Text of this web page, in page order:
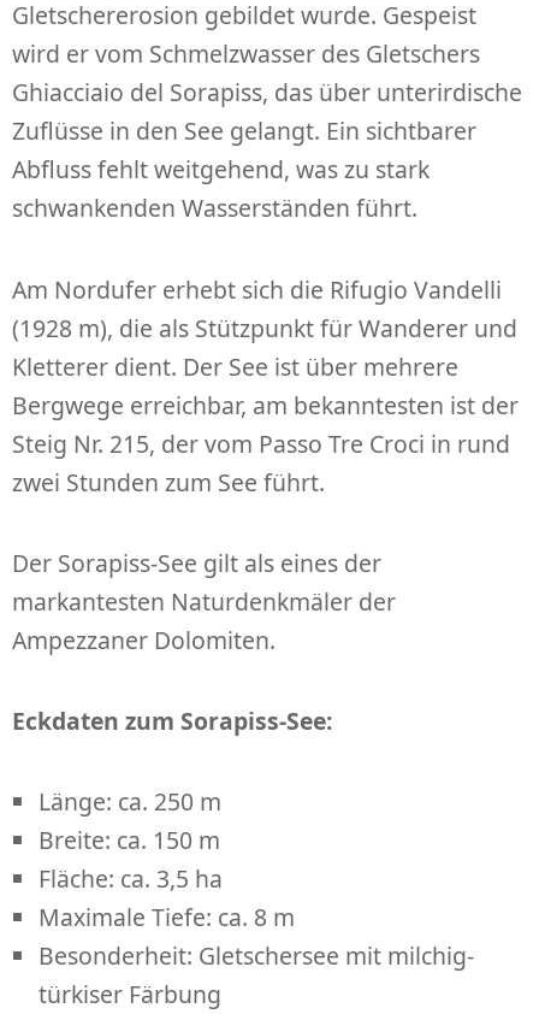
Gletschererosion gebildet wurde. Gespeist
wird er vom Schmelzwasser des Gletschers
Ghiacciaio del Sorapiss, das über unterirdische
Zuflüsse in den See gelangt. Ein sichtbarer
Abfluss fehlt weitgehend, was zu stark
schwankenden Wasserständen führt.
Am Nordufer erhebt sich die Rifugio Vandelli
(1928 m), die als Stützpunkt für Wanderer und
Kletterer dient. Der See ist über mehrere
Bergwege erreichbar, am bekanntesten ist der
Steig Nr. 215, der vom Passo Tre Croci in rund
zwei Stunden zum See führt.
Der Sorapiss-See gilt als eines der
markantesten Naturdenkmäler der
Ampezzaner Dolomiten.
Eckdaten zum Sorapiss-See:
Länge: ca. 250 m
Breite: ca. 150 m
Fläche: ca. 3,5 ha
Maximale Tiefe: ca. 8 m
Besonderheit: Gletschersee mit milchig-
türkiser Färbung